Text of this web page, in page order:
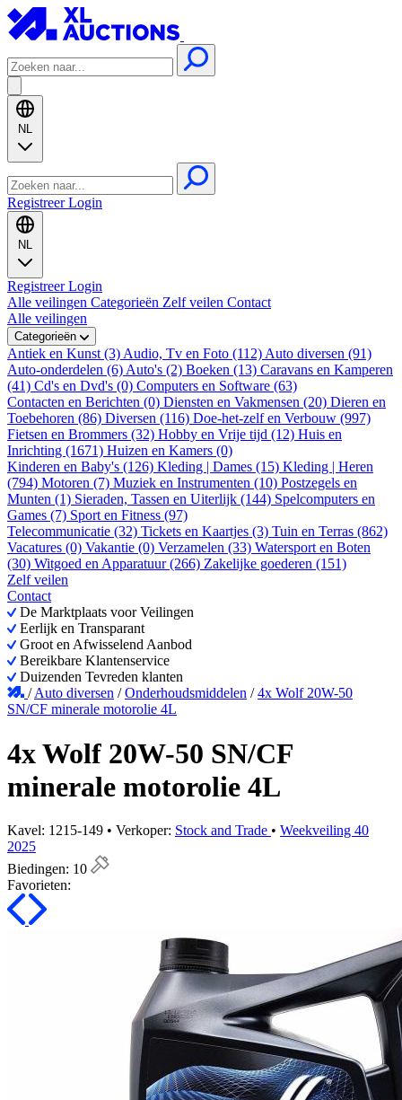
NL
RegistreerLogin
NL
RegistreerLogin
Alle veilingen Categorieën Zelf veilen Contact
Alle veilingen
Categorieën
Antiek en Kunst (3) Audio, Tv en Foto (112) Auto diversen (91)
Auto-onderdelen (6) Auto's (2) Boeken (13) Caravans en Kamperen
(41) Cd's en Dvd's (0) Computers en Software (63)
Contacten en Berichten (0) Diensten en Vakmensen (20) Dieren en
Toebehoren (86) Diversen (116) Doe-het-zelf en Verbouw (997)
Fietsen en Brommers (32) Hobby en Vrije tijd (12) Huis en
Inrichting (1671) Huizen en Kamers (0)
Kinderen en Baby's (126) Kleding | Dames (15) Kleding | Heren
(794) Motoren (7) Muziek en Instrumenten (10) Postzegels en
Munten (1) Sieraden, Tassen en Uiterlijk (144) Spelcomputers en
Games (7) Sport en Fitness (97)
Telecommunicatie (32) Tickets en Kaartjes (3) Tuin en Terras (862)
Vacatures (0) Vakantie (0) Verzamelen (33) Watersport en Boten
(30) Witgoed en Apparatuur (266) Zakelijke goederen (151)
Zelf veilen
Contact
De Marktplaats voor Veilingen
Eerlijk en Transparant
Groot en Afwisselend Aanbod
Bereikbare Klantenservice
Duizenden Tevreden klanten
/Auto diversen /Onderhoudsmiddelen /4x Wolf 20W-50
SN/CF minerale motorolie 4L
4x Wolf 20W-50 SN/CF
minerale motorolie 4L
Kavel: 1215-149 • Verkoper: Stock and Trade • Weekveiling 40
2025
Biedingen: 10
Favorieten: